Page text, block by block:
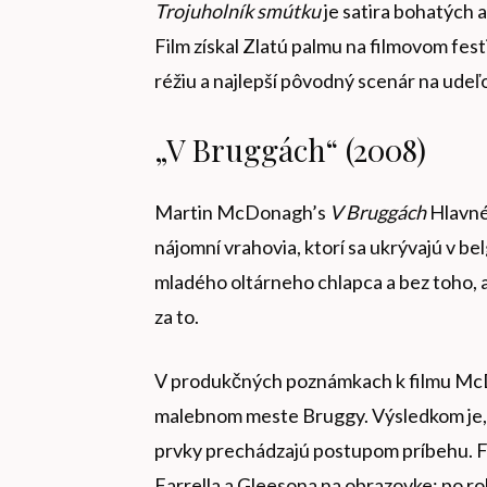
Trojuholník smútkuje satira bohatých
Film získal Zlatú palmu na filmovom
réžiu a najlepší pôvodný scenár na
„V Bruggách“ (2008)
Martin McDonagh’s V Bruggách
nájomní vrahovia, ktorí sa ukrývajú v
mladého oltárneho chlapca a bez toho,
za to.
V produkčných poznámkach k filmu
malebnom meste Bruggy. Výsledkom
prvky prechádzajú postupom príbehu.